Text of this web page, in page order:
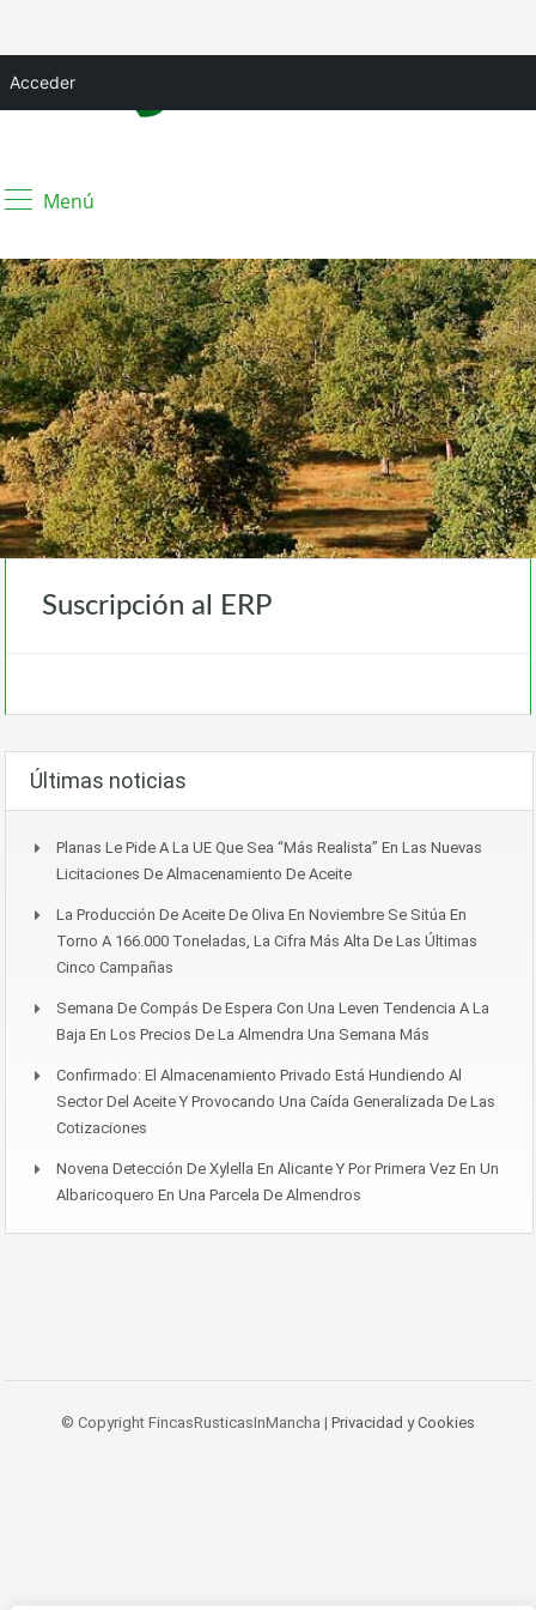
Acceder
Menú
Suscripción al ERP
Últimas noticias
Planas Le Pide A La UE Que Sea “más Realista” En Las Nuevas
Licitaciones De Almacenamiento De Aceite
La Producción De Aceite De Oliva En Noviembre Se Sitúa En
Torno A 166.000 Toneladas, La Cifra Más Alta De Las Últimas
Cinco Campañas
Semana De Compás De Espera Con Una Leven Tendencia A La
Baja En Los Precios De La Almendra Una Semana Más
Confirmado: El Almacenamiento Privado Está Hundiendo Al
Sector Del Aceite Y Provocando Una Caída Generalizada De Las
Cotizaciones
Novena Detección De Xylella En Alicante Y Por Primera Vez En Un
Albaricoquero En Una Parcela De Almendros
© Copyright FincasRusticasInMancha | Privacidad y Cookies